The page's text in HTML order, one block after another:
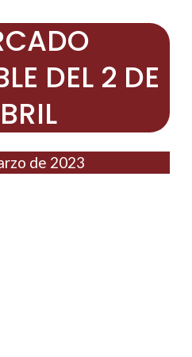
DEL 2 DE
de 2023